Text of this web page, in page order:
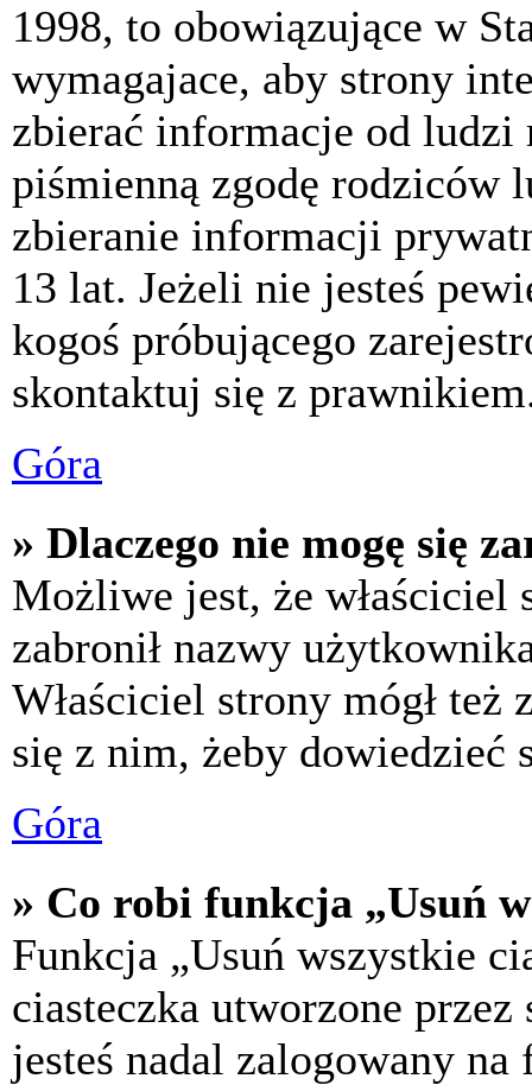
1998, to obowiązujące w
wymagajace, aby strony
zbierać informacje od
piśmienną zgodę rodziców
zbieranie informacji
13 lat. Jeżeli nie jesteś
kogoś próbującego
skontaktuj się z
Góra
» Dlaczego nie mogę się
Możliwe jest, że właściciel
zabronił nazwy
Właściciel strony mógł
się z nim, żeby dowiedzieć
Góra
» Co robi funkcja „Usuń
Funkcja „Usuń wszystkie
ciasteczka utworzone
jesteś nadal zalogowany